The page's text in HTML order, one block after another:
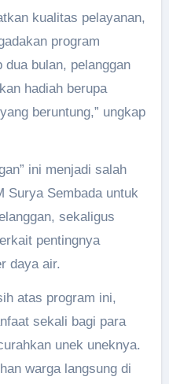
kualitas pelayanan,
program
bulan, pelanggan
hadiah berupa
beruntung,” ungkap
ini menjadi salah
Surya Sembada untuk
sekaligus
pentingnya
daya air.
atas program ini,
sekali bagi para
unek uneknya.
warga langsung di